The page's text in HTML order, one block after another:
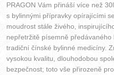
PRAGON Vám přináší více než
s bylinnými přípravky opírajícími
moudrost stále živého,
nepřetržitě písemně
tradiční čínské bylinné medicíny.
vysokou kvalitu, dlouhodobou
bezpečnost; toto vše přirozeně